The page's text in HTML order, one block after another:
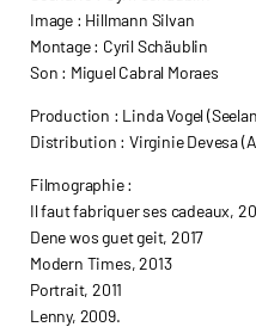
Image : Hillmann Silvan
Montage : Cyril Schäublin
Son : Miguel Cabral Moraes
Production : Linda Vogel
Distribution : Virginie Devesa
Filmographie :
Il faut fabriquer ses cadeaux,
Dene wos guet geit, 2017
Modern Times, 2013
Portrait, 2011
Lenny, 2009.